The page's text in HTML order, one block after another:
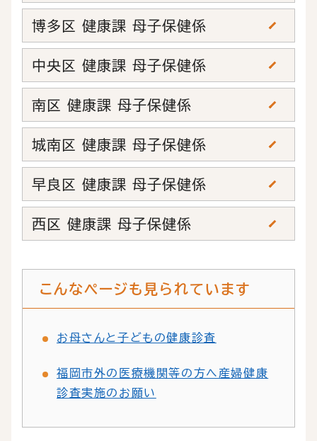
博多区 健康課 母子保健係
中央区 健康課 母子保健係
南区 健康課 母子保健係
城南区 健康課 母子保健係
早良区 健康課 母子保健係
西区 健康課 母子保健係
こんなページも見られています
お母さんと子どもの健康診査
福岡市外の医療機関等の方へ産婦健康
診査実施のお願い